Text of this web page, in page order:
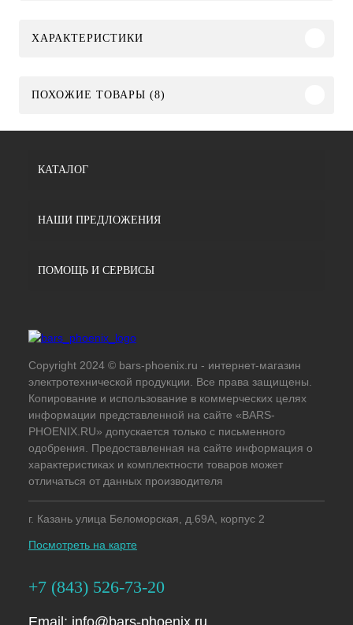
ХАРАКТЕРИСТИКИ
ПОХОЖИЕ ТОВАРЫ (8)
КАТАЛОГ
НАШИ ПРЕДЛОЖЕНИЯ
ПОМОЩЬ И СЕРВИСЫ
Copyright 2024 © bars-phoenix.ru - интернет-магазин
электротехнической продукции. Все права защищены.
Копирование и использование в коммерческих целях
информации представленной на сайте «BARS-
PHOENIX.RU» допускается только с письменного
одобрения. Предоставленная на сайте информация о
характеристиках и комплектности товаров может
отличаться от данных производителя
г. Казань улица Беломорская, д.69А, корпус 2
Посмотреть на карте
+7 (843) 526-73-20
Email: info@bars-phoenix.ru